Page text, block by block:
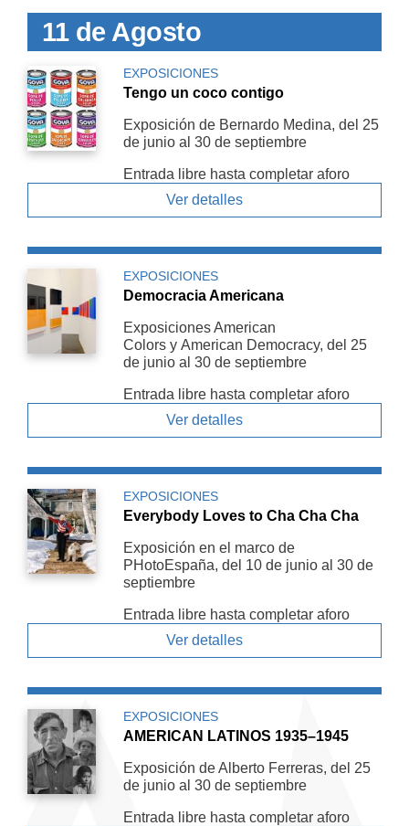
11 de Agosto
EXPOSICIONES
Tengo un coco contigo
Exposición de Bernardo Medina, del 25
de junio al 30 de septiembre
Entrada libre hasta completar aforo
Ver detalles
EXPOSICIONES
Democracia Americana
Exposiciones American
Colors y American De­mocracy, del 25
de junio al 30 de septiembre
Entrada libre hasta completar aforo
Ver detalles
EXPOSICIONES
Everybody Loves to Cha Cha Cha
Exposición en el marco de
PHotoEspaña, del 10 de junio al 30 de
septiembre
Entrada libre hasta completar aforo
Ver detalles
EXPOSICIONES
AMERICAN LATINOS 1935–1945
Exposición de Alberto Ferreras, del 25
de junio al 30 de septiembre
Entrada libre hasta completar aforo